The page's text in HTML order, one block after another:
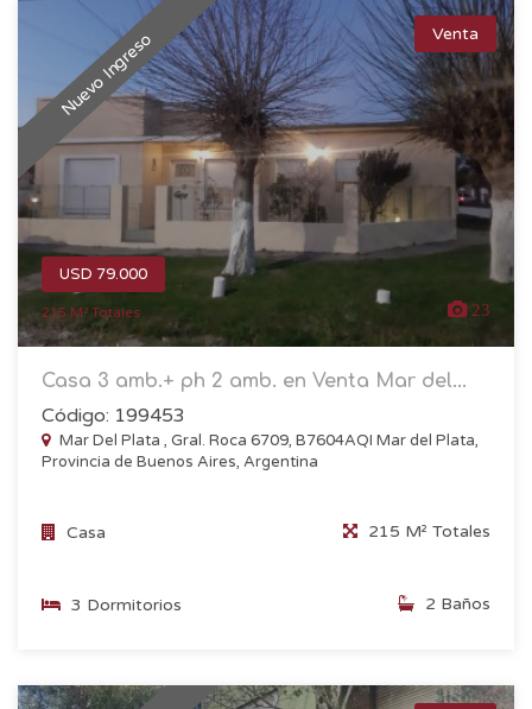
Nuevo Ingreso Venta
USD 79.000
215 M² Totales 23
Casa 3 amb.+ ph 2 amb. en Venta Mar del...
Código: 199453
Mar Del Plata , Gral. Roca 6709, B7604AQI Mar del Plata,
Provincia de Buenos Aires, Argentina
Casa 215 M² Totales
3 Dormitorios 2 Baños